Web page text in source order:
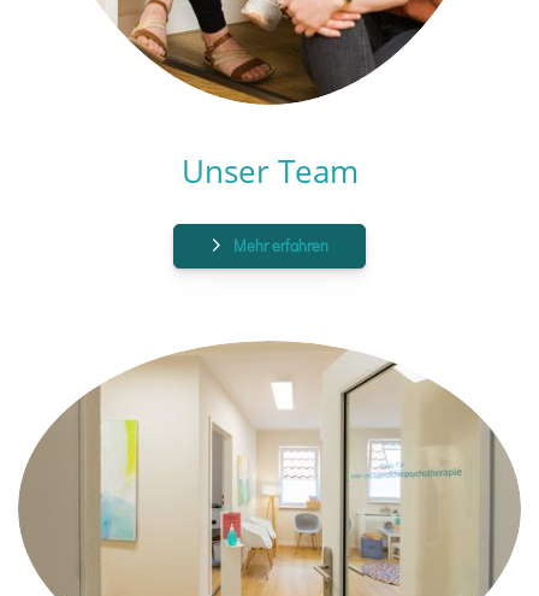
Unser Team
Mehr erfahren